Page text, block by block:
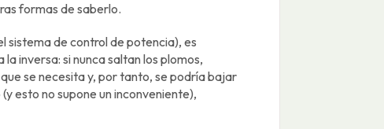
formas de saberlo.
sistema de control de potencia), es
inversa: si nunca saltan los plomos,
se necesita y, por tanto, se podría bajar
esto no supone un inconveniente),